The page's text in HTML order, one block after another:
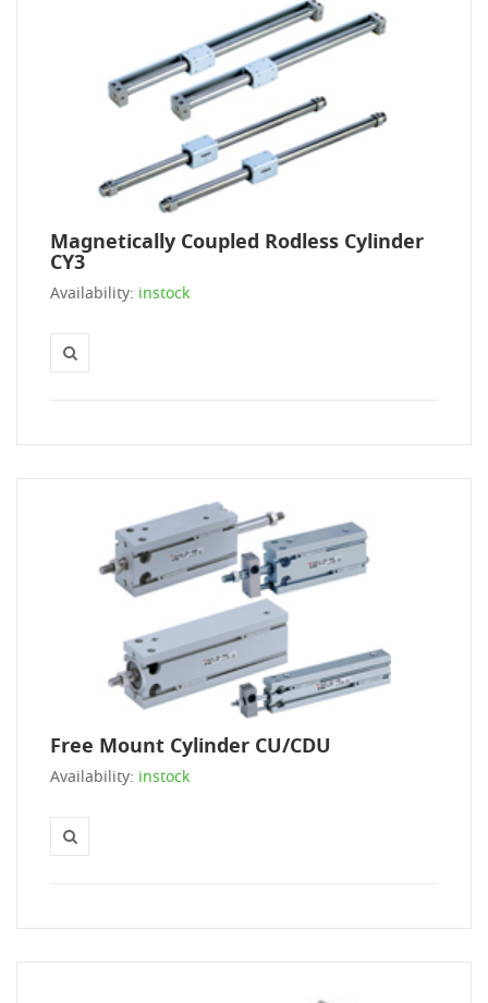
Magnetically Coupled Rodless Cylinder
CY3
Availability: instock
Free Mount Cylinder CU/CDU
Availability: instock